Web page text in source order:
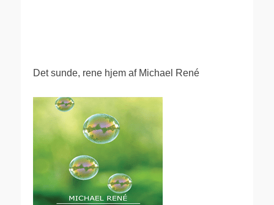
Det sunde, rene hjem af Michael René